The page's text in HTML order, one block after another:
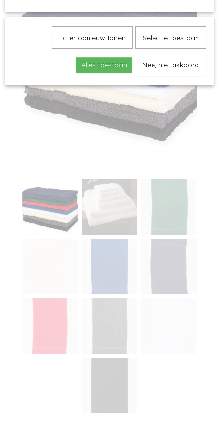
Later opnieuw tonen Selectie toestaan
Alles toestaan Nee, niet akkoord